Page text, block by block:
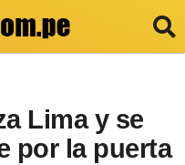
Lima y se
por la puerta